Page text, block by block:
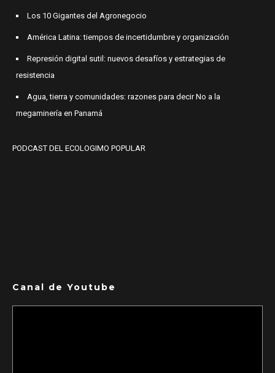
Los 10 Gigantes del Agronegocio
América Latina: tiempos de incertidumbre y organización
Represión digital sutil: nuevos desafíos y estrategias de
resistencia
Agua, tierra y comunidades: razones para decir No a la
megaminería en Panamá
PODCAST DEL ECOLOGIMO POPULAR
Canal de Youtube